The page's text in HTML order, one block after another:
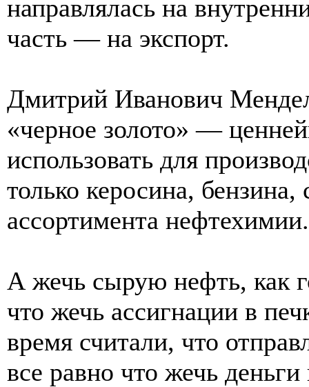
направлялась на
часть — на экспорт.
Дмитрий Иванович
«черное золото» —
использовать для
только керосина,
ассортимента нефтехимии.
А жечь сырую нефть, как
что жечь ассигнации в
время считали, что
все равно что жечь деньги